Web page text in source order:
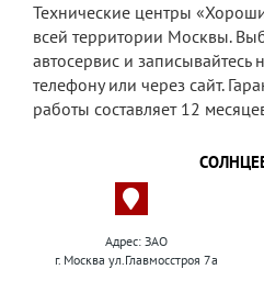
Технические центры
всей территории Москвы.
автосервис и
телефону или через сайт.
работы составляет 12
Адрес: ЗАО
г. Москва ул.Главмосстроя 7а